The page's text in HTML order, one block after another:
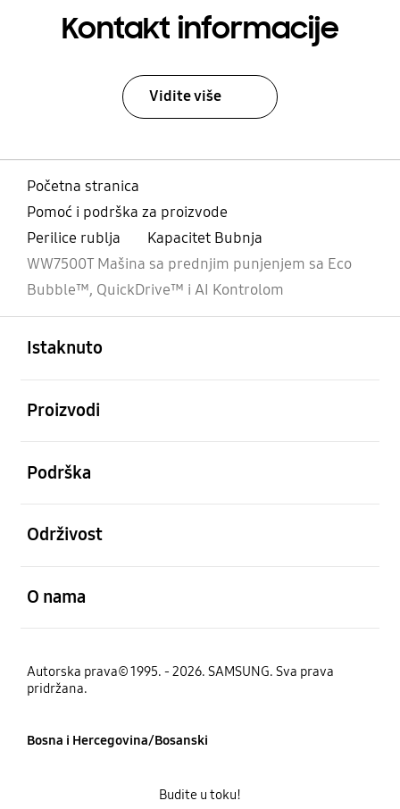
Kontakt informacije
Vidite više
Početna stranica
Pomoć i podrška za proizvode
Perilice rublja
Kapacitet Bubnja
WW7500T Mašina sa prednjim punjenjem sa Eco
Bubble™, QuickDrive™ i AI Kontrolom
Istaknuto
Proizvodi
Podrška
Održivost
O nama
Autorska prava© 1995. - 2026. SAMSUNG. Sva prava
pridržana.
Bosna i Hercegovina/Bosanski
Budite u toku!